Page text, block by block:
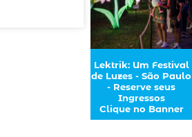
Lektrik: Um Festival
de Luzes - São Paulo
- Reserve seus
Ingressos
Clique no Banner